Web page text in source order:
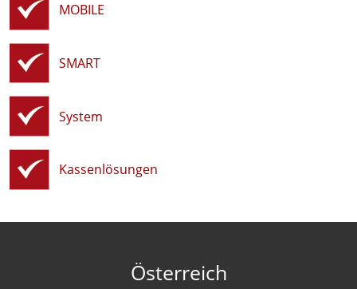
MOBILE
SMART
System
Kassenlösungen
Österreich